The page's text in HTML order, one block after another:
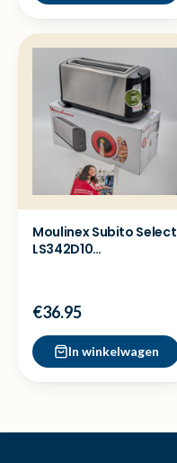
Moulinex Subito Select
LS342D10
€36.95
In winkelwagen